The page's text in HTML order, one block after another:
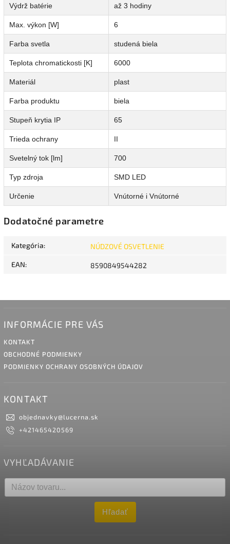
Výdrž batérie až 3 hodiny
Max. výkon [W] 6
Farba svetla studená biela
Teplota chromatickosti [K] 6000
Materiál plast
Farba produktu biela
Stupeň krytia IP 65
Trieda ochrany II
Svetelný tok [lm] 700
Typ zdroja SMD LED
Určenie Vnútorné i Vnútorné
Dodatočné parametre
Kategória: NÚDZOVÉ OSVETLENIE
EAN: 8590849544282
INFORMÁCIE PRE VÁS
KONTAKT
OBCHODNÉ PODMIENKY
PODMIENKY OCHRANY OSOBNÝCH ÚDAJOV
KONTAKT
objednavky@lucerna.sk
+421465420569
VYHĽADÁVANIE
Hľadať